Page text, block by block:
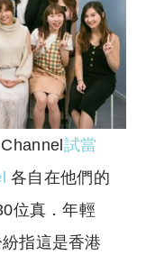
試當
各自在他們的
位真．年輕
指這是香港